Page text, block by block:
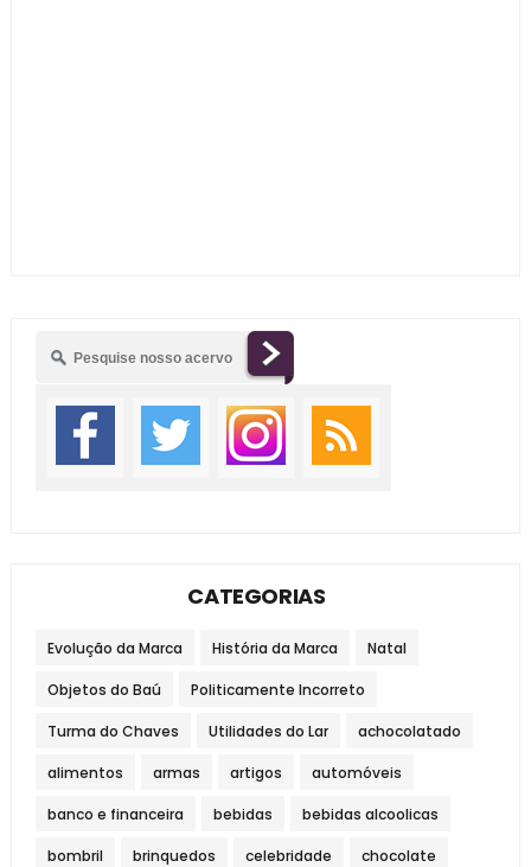
CATEGORIAS
Evolução da Marca História da Marca Natal
Objetos do Baú Politicamente Incorreto
Turma do Chaves Utilidades do Lar achocolatado
alimentos armas artigos automóveis
banco e financeira bebidas bebidas alcoolicas
bombril brinquedos celebridade chocolate